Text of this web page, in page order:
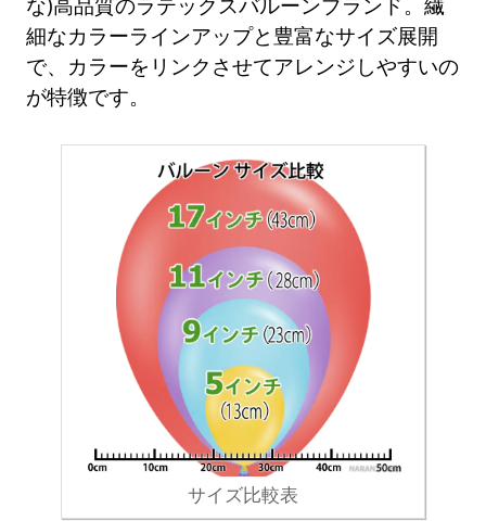
細なカラーラインアップと豊富なサイズ展開
で、カラーをリンクさせてアレンジしやすいの
が特徴です。
サイズ比較表